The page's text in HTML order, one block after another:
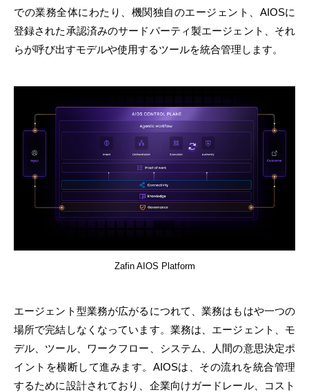
での業務全体にわたり、機関独自のエージェント、AIOSに
登録された承認済みのサードパーティ製エージェント、それ
らが呼び出すモデルや使用するツールを統合管理します。
Zafin AIOS Platform
エージェント型業務が広がるにつれて、業務はもはや一つの
場所で完結しなくなっています。業務は、エージェント、モ
デル、ツール、ワークフロー、システム、人間の意思決定ポ
イントを横断して進みます。AIOSは、その流れを統合管理
するために設計されており、企業向けガードレール、コスト